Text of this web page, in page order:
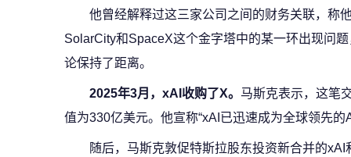
他曾经解释过这三家公司之间的财务关联，称
SolarCity和SpaceX这个金字塔中的某一环出现问
论保持了距离。
2025年3月，xAI收购了X。 马斯克表示，这笔
值为330亿美元。他宣称“xAI已迅速成为全球领先的
随后，马斯克敦促特斯拉股东投资新合并的